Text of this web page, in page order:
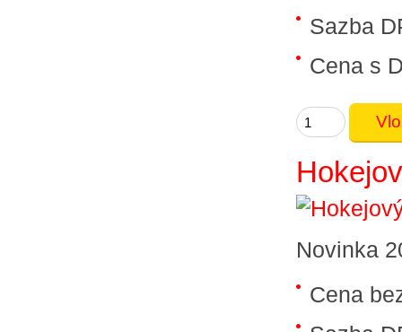
Sazba
Cena s
Novinka
Cena